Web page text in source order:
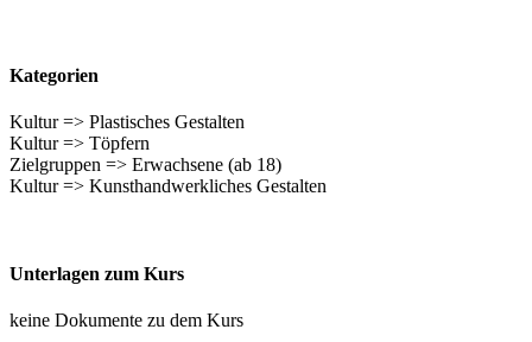
Kategorien
Kultur => Plastisches Gestalten
Kultur => Töpfern
Zielgruppen => Erwachsene (ab 18)
Kultur => Kunsthandwerkliches Gestalten
Unterlagen zum Kurs
keine Dokumente zu dem Kurs